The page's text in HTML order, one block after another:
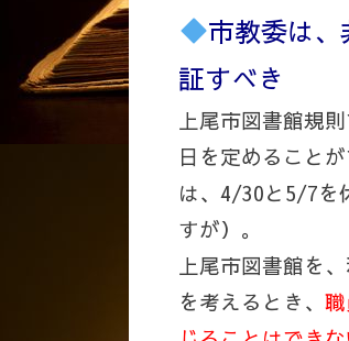
市教委は
証すべき
上尾市図書館規
日を定めること
は、4/30と5/7を
すが）。
上尾市図書館を
を考えるとき、